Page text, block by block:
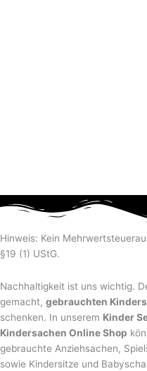
Hinweis: Kein
§19 (1) UStG.
Nachhaltigkeit ist uns wichtig.
gemacht, gebrauchten
schenken. In unserem Kinder
Kindersachen Online Shop
gebrauchte Anziehsachen,
sowie Kindersitze und